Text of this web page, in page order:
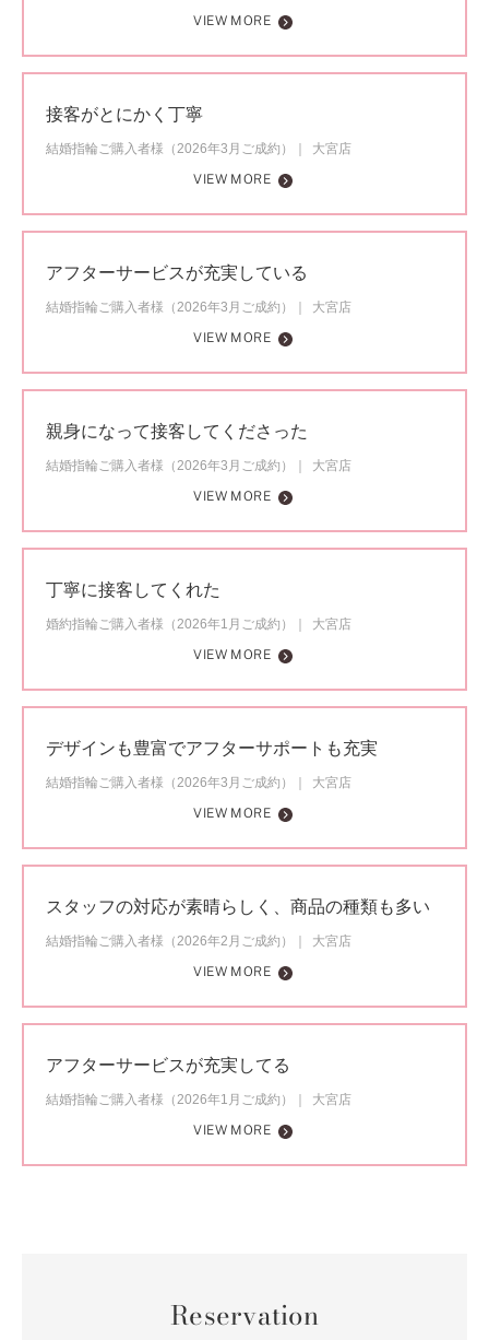
VIEW MORE
接客がとにかく丁寧
結婚指輪ご購入者様（2026年3月ご成約）
大宮店
VIEW MORE
アフターサービスが充実している
結婚指輪ご購入者様（2026年3月ご成約）
大宮店
VIEW MORE
親身になって接客してくださった
結婚指輪ご購入者様（2026年3月ご成約）
大宮店
VIEW MORE
丁寧に接客してくれた
婚約指輪ご購入者様（2026年1月ご成約）
大宮店
VIEW MORE
デザインも豊富でアフターサポートも充実
結婚指輪ご購入者様（2026年3月ご成約）
大宮店
VIEW MORE
スタッフの対応が素晴らしく、商品の種類も多い
結婚指輪ご購入者様（2026年2月ご成約）
大宮店
VIEW MORE
アフターサービスが充実してる
結婚指輪ご購入者様（2026年1月ご成約）
大宮店
VIEW MORE
Reservation